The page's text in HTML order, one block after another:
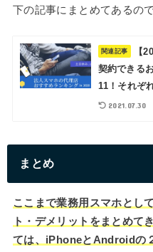
下の記事にまとめてあるの
関連記事
【
契約できる
11！それぞ
2021.07.30
まとめ
ここまで業務用スマホとし
ト・デメリットをまとめて
ては、iPhoneとAndroidの